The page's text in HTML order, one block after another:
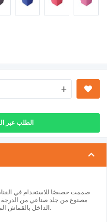
+
الطلب عبر
صممت خصيصًا للاستخدام في
مصنوع من جلد صناعي من الدرجة
الداخل بالقماش المخملي ليمنحك شعورًا بالجودة والفخامة.